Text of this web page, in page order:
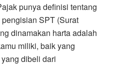
punya definisi tentang
pengisian SPT (Surat
dinamakan harta adalah
miliki, baik yang
dibeli dari